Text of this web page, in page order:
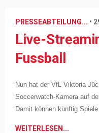
PRESSEABTEILUNG... •
Live-
Fussball
Nun hat der VfL Viktoria
Soccerwatch-Kamera auf
Damit können künftig
WEITERLESEN...